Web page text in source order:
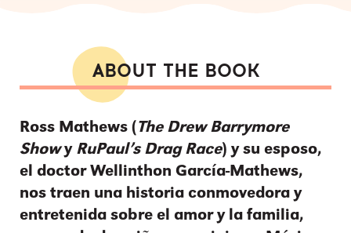
ABOUT THE BOOK
Ross Mathews ( The Drew Barrymore
Showy RuPaul’s Drag Race) y su esposo,
el doctor Wellinthon García-Mathews,
nos traen una historia conmovedora y
entretenida sobre el amor y la familia,